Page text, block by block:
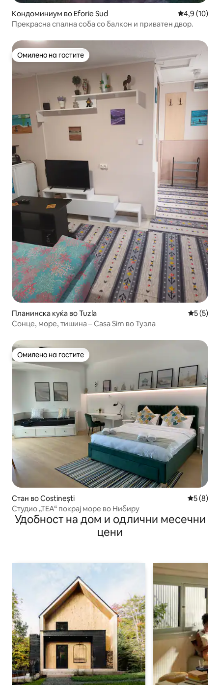
Кондоминиум во Eforie Sud Просечна
4,9 (10)
Прекрасна спална соба со балкон и приватен двор.
Омилено на гостите
Омилено на гостите
Планинска куќа во Tuzla
5 (5)
Сонце, море, тишина – Casa Sim во Тузла
Омилено на гостите
Омилено на гостите
Стан во Costinești
5 (8)
Студио „TEA“ покрај море во Нибиру
Удобност на дом и одлични месечни
цени